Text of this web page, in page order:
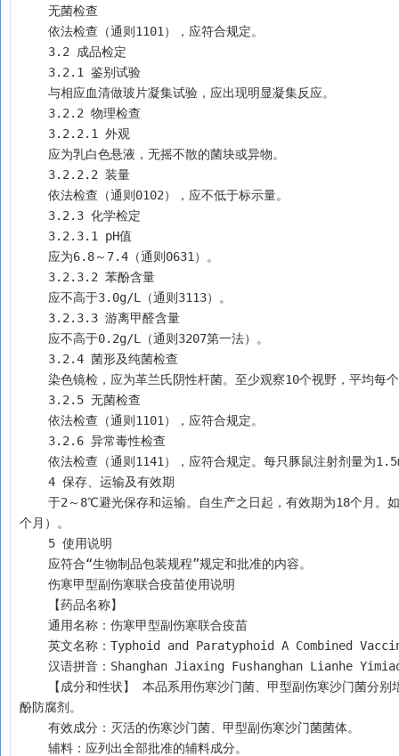
    无菌检查
    依法检查（通则1101），应符合规定。
    3.2 成品检定
    3.2.1 鉴别试验
    与相应血清做玻片凝集试验，应出现明显凝集反应。
    3.2.2 物理检查
    3.2.2.1 外观
    应为乳白色悬液，无摇不散的菌块或异物。
    3.2.2.2 装量
    依法检查（通则0102），应不低于标示量。
    3.2.3 化学检定
    3.2.3.1 pH值
    应为6.8～7.4（通则0631）。
    3.2.3.2 苯酚含量
    应不高于3.0g/L（通则3113）。
    3.2.3.3 游离甲醛含量
    应不高于0.2g/L（通则3207第一法）。
    3.2.4 菌形及纯菌检查
染色镜检，应为革兰氏阴性杆菌。至少观察10个视野，平均
    3.2.5 无菌检查
    依法检查（通则1101），应符合规定。
    3.2.6 异常毒性检查
依法检查（通则1141），应符合规定。每只豚鼠注射剂量为
    4 保存、运输及有效期
个月）。
    5 使用说明
    应符合“生物制品包装规程”规定和批准的内容。
    伤寒甲型副伤寒联合疫苗使用说明
    【药品名称】
    通用名称：伤寒甲型副伤寒联合疫苗
英文名称：Typhoid and Paratyphoid A Combined
汉语拼音：Shanghan Jiaxing Fushanghan Lianhe
酚防腐剂。
    有效成分：灭活的伤寒沙门菌、甲型副伤寒沙门菌菌体。
    辅料：应列出全部批准的辅料成分。